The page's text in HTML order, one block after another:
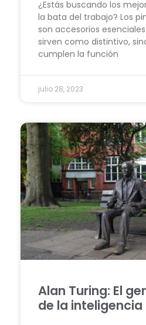
¿Estás buscando los
la bata del trabajo? Los
son accesorios
sirven como distintivo,
cumplen la función
julio 28, 2023
Alan Turing: El
de la